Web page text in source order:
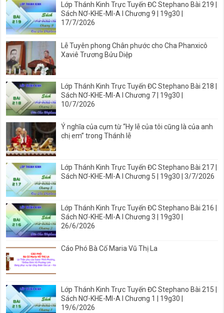
Lớp Thánh Kinh Trực Tuyến ĐC Stephano Bài 219 |
Sách NƠ-KHE-MI-A I Chương 9 | 19g30 |
17/7/2026
Lễ Tuyên phong Chân phước cho Cha Phanxicô
Xaviê Trương Bửu Diệp
Lớp Thánh Kinh Trực Tuyến ĐC Stephano Bài 218 |
Sách NƠ-KHE-MI-A I Chương 7 | 19g30 |
10/7/2026
Ý nghĩa của cụm từ “Hy lễ của tôi cũng là của anh
chị em” trong Thánh lễ
Lớp Thánh Kinh Trực Tuyến ĐC Stephano Bài 217 |
Sách NƠ-KHE-MI-A I Chương 5 | 19g30 | 3/7/2026
Lớp Thánh Kinh Trực Tuyến ĐC Stephano Bài 216 |
Sách NƠ-KHE-MI-A I Chương 3 | 19g30 |
26/6/2026
Cáo Phó Bà Cố Maria Vũ Thị La
Lớp Thánh Kinh Trực Tuyến ĐC Stephano Bài 215 |
Sách NƠ-KHE-MI-A I Chương 1 | 19g30 |
19/6/2026